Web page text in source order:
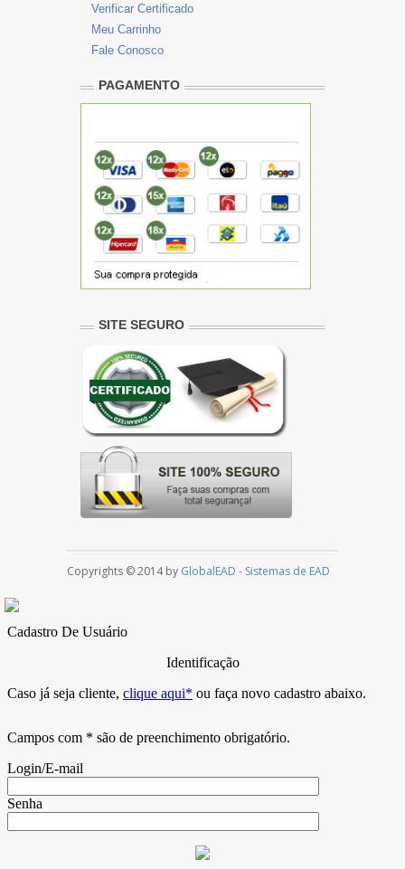
Verificar Certificado
Meu Carrinho
Fale Conosco
PAGAMENTO
SITE SEGURO
Copyrights © 2014 by GlobalEAD - Sistemas de EAD